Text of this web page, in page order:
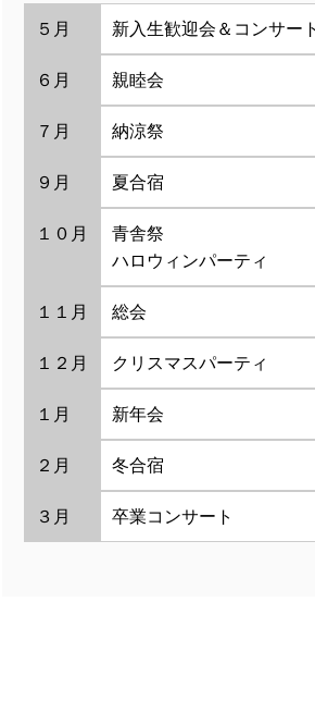
５月 新入生歓迎会＆コンサート
６月 親睦会
７月 納涼祭
９月 夏合宿
１０月
青舎祭
ハロウィンパーティ
１１月 総会
１２月 クリスマスパーティ
１月 新年会
２月 冬合宿
３月 卒業コンサート